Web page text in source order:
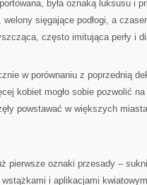
była oznaką luksusu i
welony sięgające podłogi, a
często imitująca perły i
w porównaniu z poprzednią
kobiet mogło sobie pozwolić
powstawać w większych
pierwsze oznaki przesady –
i aplikacjami